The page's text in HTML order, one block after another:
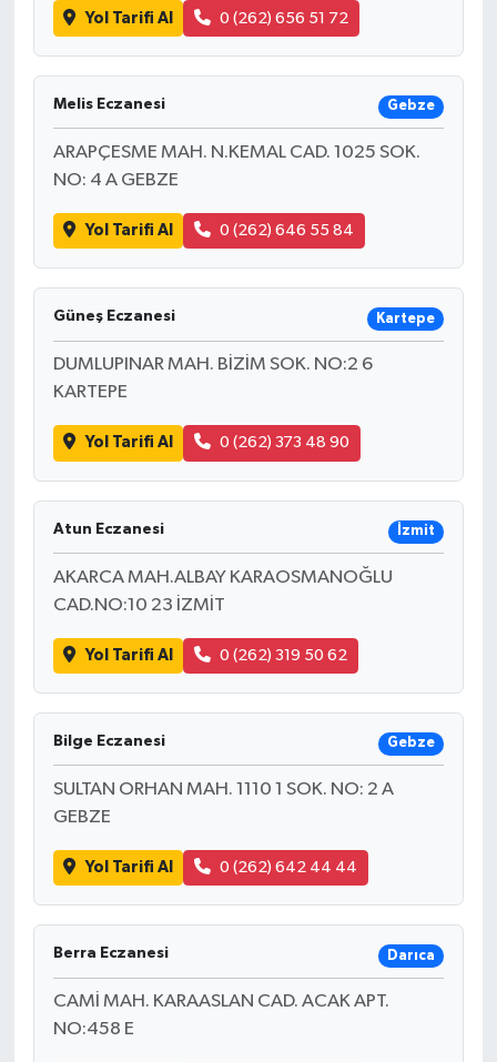
Yol Tarifi Al 0 (262) 656 51 72
Melis Eczanesi Gebze
ARAPÇESME MAH. N.KEMAL CAD. 1025 SOK.
NO: 4 A GEBZE
Yol Tarifi Al 0 (262) 646 55 84
Güneş Eczanesi Kartepe
DUMLUPINAR MAH. BİZİM SOK. NO:2 6
KARTEPE
Yol Tarifi Al 0 (262) 373 48 90
Atun Eczanesi İzmit
AKARCA MAH.ALBAY KARAOSMANOĞLU
CAD.NO:10 23 İZMİT
Yol Tarifi Al 0 (262) 319 50 62
Bilge Eczanesi Gebze
SULTAN ORHAN MAH. 1110 1 SOK. NO: 2 A
GEBZE
Yol Tarifi Al 0 (262) 642 44 44
Berra Eczanesi Darıca
CAMİ MAH. KARAASLAN CAD. ACAK APT.
NO:458 E